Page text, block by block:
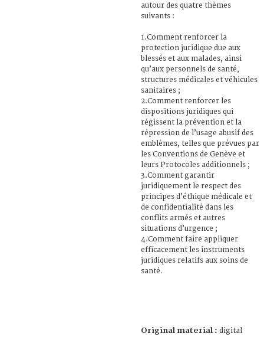
autour des quatre thèmes
suivants :
1.Comment renforcer la
protection juridique due aux
blessés et aux malades, ainsi
qu’aux personnels de santé,
structures médicales et véhicules
sanitaires ;
2.Comment renforcer les
dispositions juridiques qui
régissent la prévention et la
répression de l’usage abusif des
emblèmes, telles que prévues par
les Conventions de Genève et
leurs Protocoles additionnels ;
3.Comment garantir
juridiquement le respect des
principes d’éthique médicale et
de confidentialité dans les
conflits armés et autres
situations d’urgence ;
4.Comment faire appliquer
efficacement les instruments
juridiques relatifs aux soins de
santé.
Original material : digital